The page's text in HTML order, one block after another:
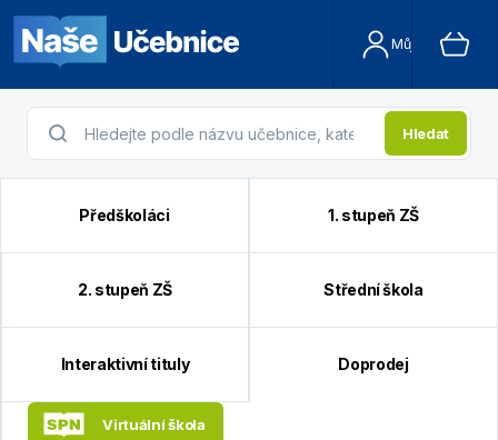
Můj účet
Hledat
Předškoláci 1. stupeň ZŠ
2. stupeň ZŠ Střední škola
Interaktivní tituly Doprodej
Virtuální škola